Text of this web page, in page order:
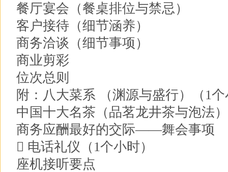
餐厅宴会（餐桌排位与禁忌）
客户接待（细节涵养）
商务洽谈（细节事项）
商业剪彩
位次总则
附：八大菜系 （渊源与盛行）（1
中国十大名茶（品茗龙井茶与泡法）
商务应酬最好的交际——舞会事项
 电话礼仪（1个小时）
座机接听要点